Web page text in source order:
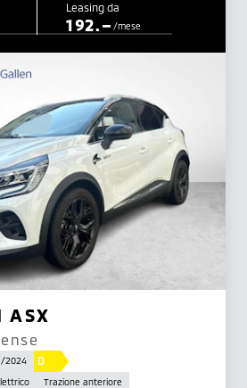
Leasing da
192.– /mese
ASX
2024 D
Trazione anteriore